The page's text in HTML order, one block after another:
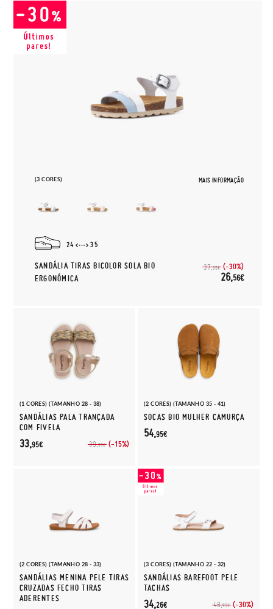
(3 CORES) MAIS INFORMAÇÃO
24 35
SANDÁLIA TIRAS BICOLOR SOLA BIO
ERGONÓMICA
37,95€ (-30%)
26,56€
(1 CORES) (TAMANHO 28 - 38)
SANDÁLIAS PALA TRANÇADA
COM FIVELA
39,95€ (-15%)
33,95€
(2 CORES) (TAMANHO 35 - 41)
SOCAS BIO MULHER CAMURÇA
54,95€
(2 CORES) (TAMANHO 28 - 33)
SANDÁLIAS MENINA PELE TIRAS
CRUZADAS FECHO TIRAS
ADERENTES
(3 CORES) (TAMANHO 22 - 32)
SANDÁLIAS BAREFOOT PELE
TACHAS
48,95€ (-30%)
34,26€